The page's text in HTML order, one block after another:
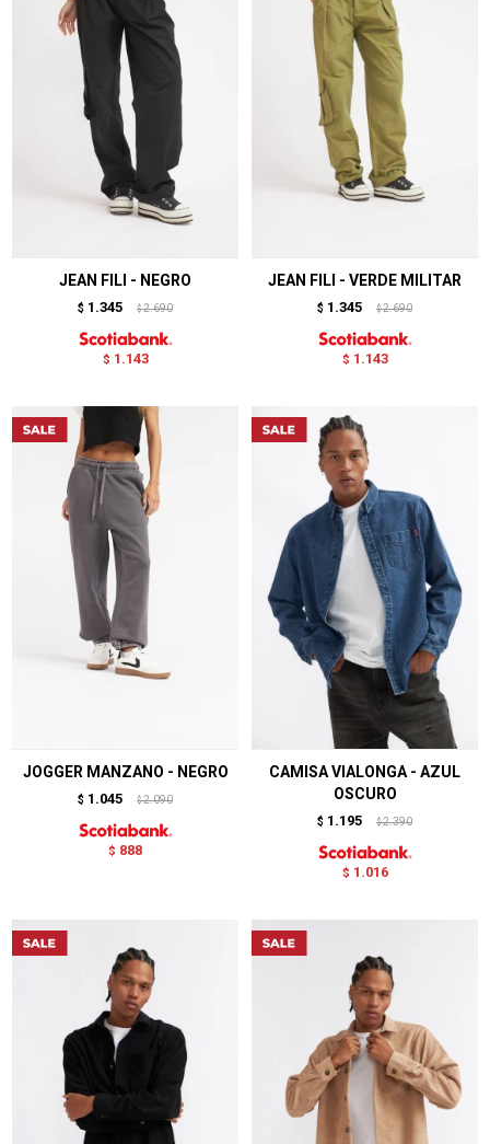
JEAN FILI - NEGRO
$ 1.345 $ 2.690
$ 1.143
JEAN FILI - VERDE MILITAR
$ 1.345 $ 2.690
$ 1.143
JOGGER MANZANO - NEGRO
$ 1.045 $ 2.090
$ 888
CAMISA VIALONGA - AZUL
OSCURO
$ 1.195 $ 2.390
$ 1.016